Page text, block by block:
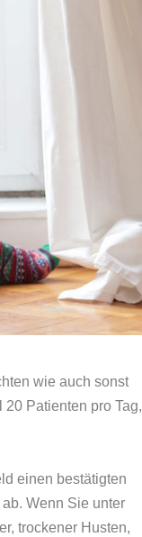
wie auch sonst
Patienten pro Tag,
einen bestätigten
Wenn Sie unter
trockener Husten,